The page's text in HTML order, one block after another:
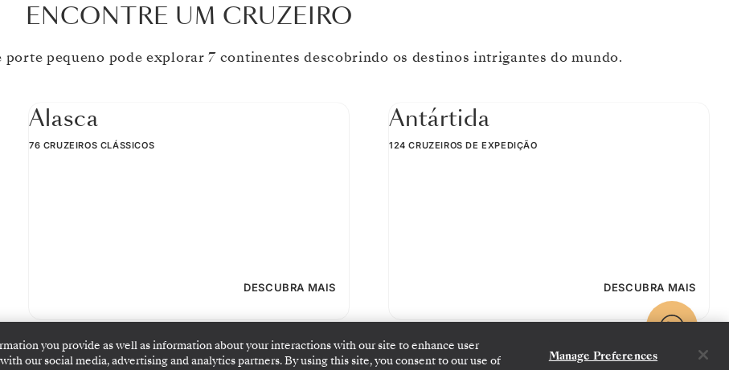
ENCONTRE UM CRUZEIRO
porte pequeno pode explorar 7 continentes descobrindo os destinos intrigantes do mundo.
Alasca
76 CRUZEIROS CLÁSSICOS
DESCUBRA MAIS
Antártida
124 CRUZEIROS DE EXPEDIÇÃO
DESCUBRA MAIS
CONTATE-NOS
you provide as well as information about your interactions with our site to enhance user
our social media, advertising and analytics partners. By using this site, you consent to our use of
Manage Preferences